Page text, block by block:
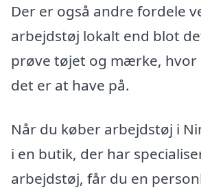
Der er også andre fordele
arbejdstøj lokalt end blot
prøve tøjet og mærke,
det er at have på.
Når du køber arbejdstøj i
i en butik, der har
arbejdstøj, får du en